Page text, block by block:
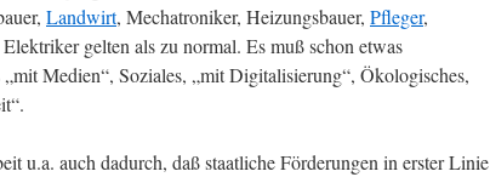
Landwirt, Mechatroniker, Heizungsbauer, Pfleger,
gelten als zu normal. Es muß schon etwas
„mit Medien“, Soziales, „mit Digitalisierung“, Ökologisches,
u.a. auch dadurch, daß staatliche Förderungen in erster Linie